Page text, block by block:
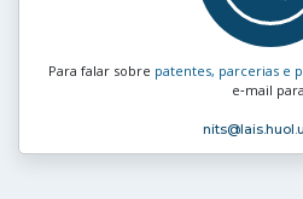
Para falar sobre patentes, parcerias e
e‑mail
nits